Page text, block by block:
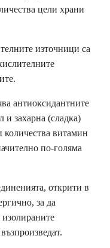
цели храни
източници са
антиоксидантните
и захарна (сладка)
количества витамин
по-голяма
открити в
за да
изолираните